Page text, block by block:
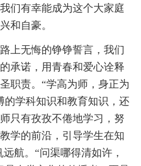
们有幸能成为这个大家庭
和自豪。
上无悔的铮铮誓言，我们
承诺，用青春和爱心诠释
职责。“学高为师，身正为
的学科知识和教育知识，还
只有孜孜不倦地学习，努
学的前沿，引导学生在知
航。“问渠哪得清如许，